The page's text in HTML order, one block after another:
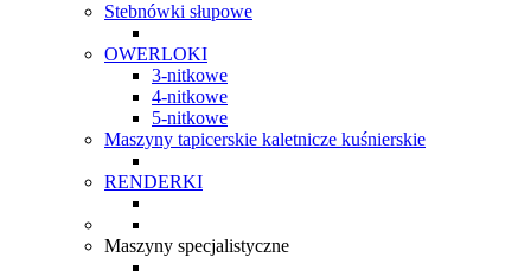
Stebnówki słupowe
OWERLOKI
3-nitkowe
4-nitkowe
5-nitkowe
Maszyny tapicerskie kaletnicze kuśnierskie
RENDERKI
Maszyny specjalistyczne